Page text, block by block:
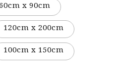
x 90cm
120cm x 200cm
100cm x 150cm